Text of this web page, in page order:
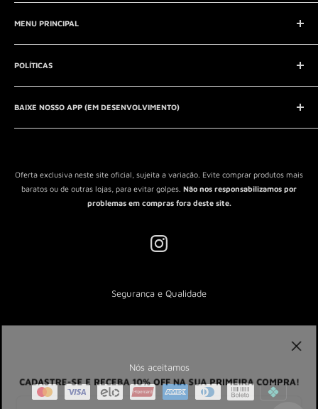
CADASTRE-SE E RECEBA 10% OFF NA SUA PRIMEIRA COMPRA!
SAC (Serviço de Atendimento ao Consumidor)
E-mail:contato@seucontato.com.br
Telefone:41 8761-7286
MENU PRINCIPAL
Início
Catálogo
Entrar em contato
QUEM SOMOS?
POLÍTICAS
Aviso Legal
Política de Privacidade
Política de Reembolso
Termos de Serviço
BAIXE NOSSO APP (EM DESENVOLVIMENTO)
Oferta exclusiva neste site oficial, sujeita a variação. Evite comprar produtos mais
baratos ou de outras lojas, para evitar golpes. Não nos responsabilizamos por
problemas em compras fora deste site.
Segurança e Qualidade
Nós aceitamos